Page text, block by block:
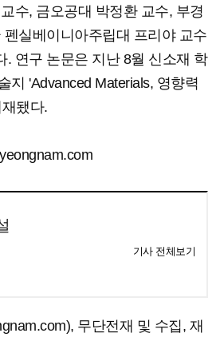
수, 금오공대 박정환 교수, 부경
실베이니아주립대 프리야 교수
. 연구 논문은 지난 8월 신소재 학
지 'Advanced Materials, 영향력
됐다.
기사 전체보기
무단전재 및 수집, 재